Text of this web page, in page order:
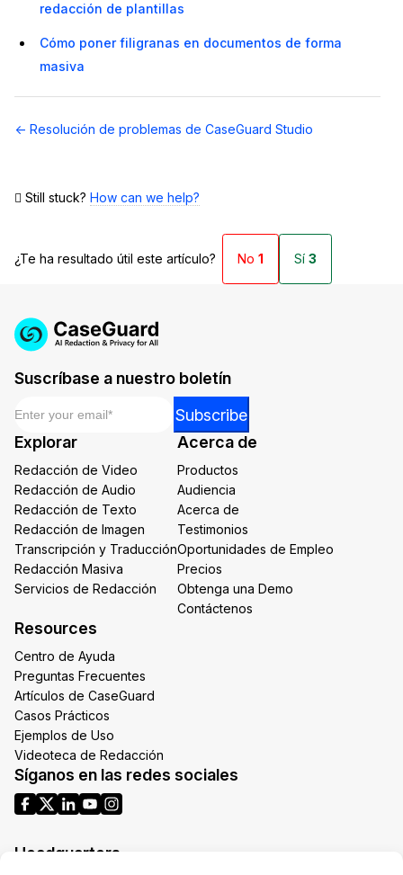
redacción de plantillas
Cómo poner filigranas en documentos de forma
masiva
Navegación
← Resolución de problemas de CaseGuard Studio
Still stuck? How can we help?
¿Te ha resultado útil este artículo? No1 Sí3
Suscríbase a nuestro boletín
Email
Subscribe
Explorar
Redacción de Video
Redacción de Audio
Redacción de Texto
Redacción de Imagen
Transcripción y Traducción
Redacción Masiva
Servicios de Redacción
Acerca de
Productos
Audiencia
Acerca de
Testimonios
Oportunidades de Empleo
Precios
Obtenga una Demo
Contáctenos
Resources
Centro de Ayuda
Preguntas Frecuentes
Artículos de CaseGuard
Casos Prácticos
Ejemplos de Uso
Videoteca de Redacción
Síganos en las redes sociales
Headquarters